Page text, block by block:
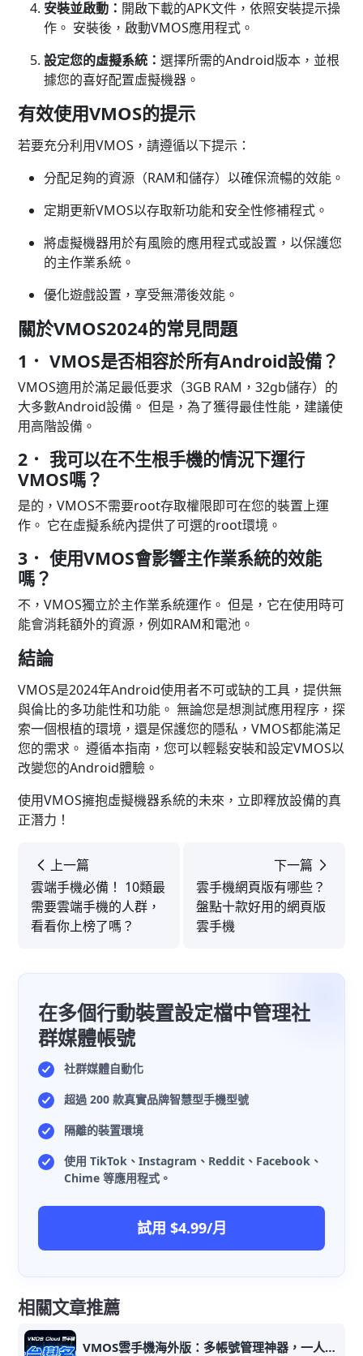
安裝並啟動： 開啟下載的APK文件，依照安裝提示操
作。 安裝後，啟動VMOS應用程式。
設定您的虛擬系統： 選擇所需的Android版本，並根
據您的喜好配置虛擬機器。
有效使用VMOS的提示
若要充分利用VMOS，請遵循以下提示：
分配足夠的資源（RAM和儲存）以確保流暢的效能。
定期更新VMOS以存取新功能和安全性修補程式。
將虛擬機器用於有風險的應用程式或設置，以保護您
的主作業系統。
優化遊戲設置，享受無滯後效能。
關於VMOS2024的常見問題
1． VMOS是否相容於所有Android設備？
VMOS適用於滿足最低要求（3GB RAM，32gb儲存）的
大多數Android設備。 但是，為了獲得最佳性能，建議使
用高階設備。
2． 我可以在不生根手機的情況下運行
VMOS嗎？
是的，VMOS不需要root存取權限即可在您的裝置上運
作。 它在虛擬系統內提供了可選的root環境。
3． 使用VMOS會影響主作業系統的效能
嗎？
不，VMOS獨立於主作業系統運作。 但是，它在使用時可
能會消耗額外的資源，例如RAM和電池。
結論
VMOS是2024年Android使用者不可或缺的工具，提供無
與倫比的多功能性和功能。 無論您是想測試應用程序，探
索一個根植的環境，還是保護您的隱私，VMOS都能滿足
您的需求。 遵循本指南，您可以輕鬆安裝和設定VMOS以
改變您的Android體驗。
使用VMOS擁抱虛擬機器系統的未來，立即釋放設備的真
正潛力！
上一篇
雲端手機必備！ 10類最
需要雲端手機的人群，
看看你上榜了嗎？
下一篇
雲手機網頁版有哪些？
盤點十款好用的網頁版
雲手機
在多個行動裝置設定檔中管理社
群媒體帳號
社群媒體自動化
超過 200 款真實品牌智慧型手機型號
隔離的裝置環境
使用 TikTok、Instagram、Reddit、Facebook、
Chime 等應用程式。
試用 $4.99/月
相關文章推薦
VMOS雲手機海外版：多帳號管理神器，一人可以管理百個帳號！